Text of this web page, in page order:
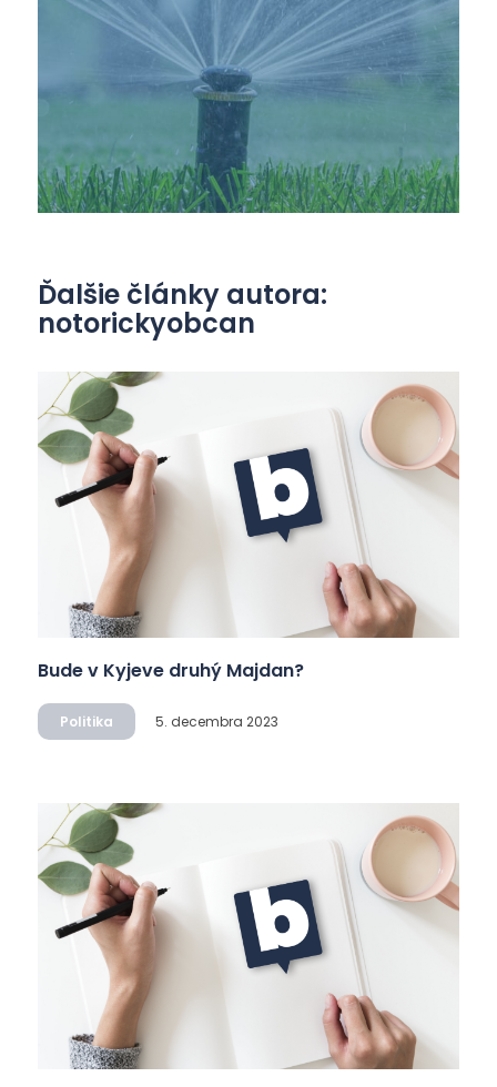
Ďalšie články autora:
notorickyobcan
Bude v Kyjeve druhý Majdan?
Politika 5. decembra 2023